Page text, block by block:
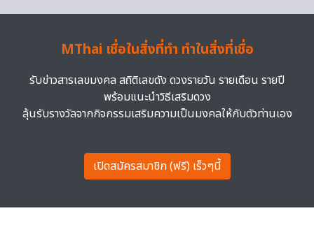
MThai เชื่อในสิ่งที่ทำ ทำในสิ่งที่เชื่อ
รับข่าวสารเลขมงคล สถิติเลขดัง ดวงรายวัน รายเดือน รายปี
พร้อมแนะนำวิธีเสริมดวง
ลุ้นรับรางวัลจากกิจกรรมเสริมความเป็นมงคลให้กับตัวท่านเอง
เปิดสมัครสมาชิก (ฟรี) เร็วๆนี้